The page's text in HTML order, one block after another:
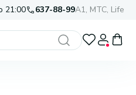
21:00 637-88-99A1, МТС, Life